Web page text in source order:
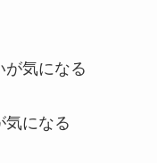
が気になる
気になる